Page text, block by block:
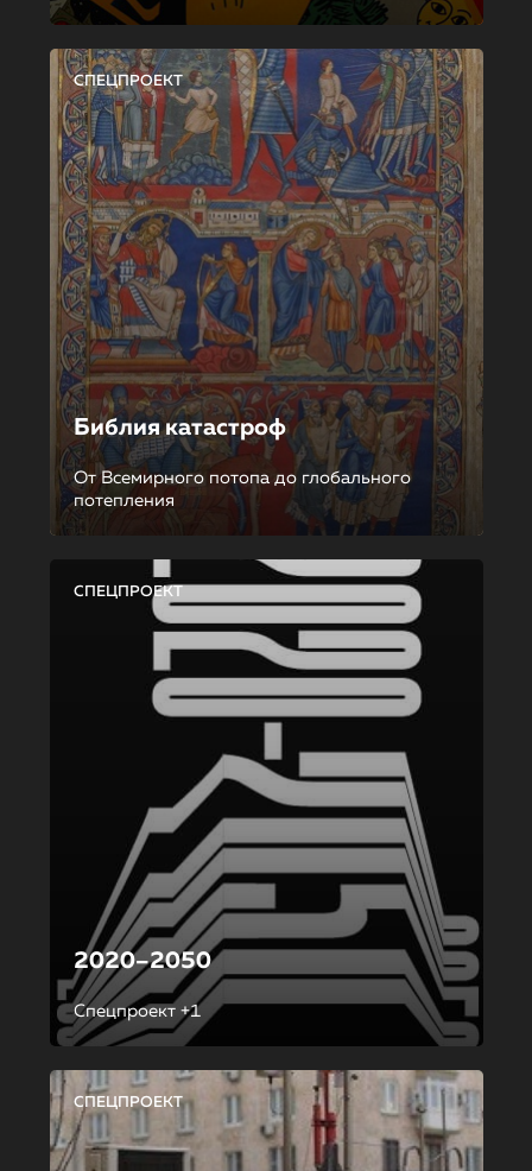
СПЕЦПРОЕКТ
Библия катастроф
От Всемирного потопа до глобального
потепления
СПЕЦПРОЕКТ
2020–2050
Спецпроект +1
СПЕЦПРОЕКТ